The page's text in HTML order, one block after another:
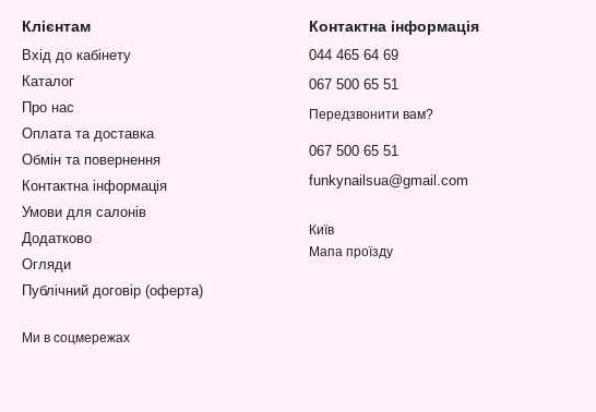
Клієнтам
Вхід до кабінету
Каталог
Про нас
Оплата та доставка
Обмін та повернення
Контактна інформація
Умови для салонів
Додатково
Огляди
Публічний договір (оферта)
Ми в соцмережах
Контактна інформація
044 465 64 69
067 500 65 51
Передзвонити вам?
067 500 65 51
funkynailsua@gmail.com
Київ
Мапа проїзду